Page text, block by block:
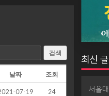
검색
날짜 조회
07-19 24
최신 글
서울대